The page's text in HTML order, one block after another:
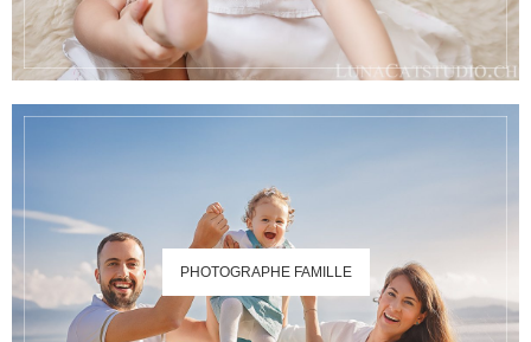
PHOTOGRAPHE FAMILLE